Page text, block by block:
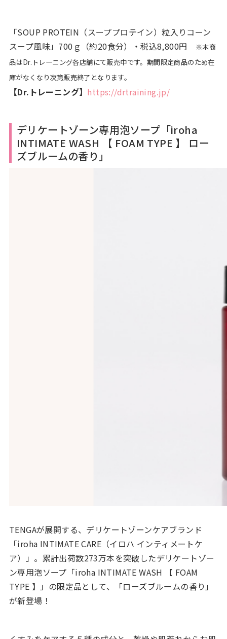
「SOUP PROTEIN（スーププロテイン）粒入りコーン
スープ風味」700ｇ（約20食分）・税込8,800円
※本商
品はDr.トレーニング各店舗にて販売中です。期間限定商品のため在
庫がなくなり次第販売終了となります。
【Dr.トレーニング】 https://drtraining.jp/
デリケートゾーン専用泡ソープ「iroha
INTIMATE WASH 【 FOAM TYPE 】 ロー
ズブルームの香り」
TENGAが展開する、デリケートゾーンケアブランド
「iroha INTIMATE CARE（イロハ インティメートケ
ア）」。累計出荷数273万本を突破したデリケートゾー
ン専用泡ソープ「iroha INTIMATE WASH 【 FOAM
TYPE 】」の限定品として、「ローズブルームの香り」
が新登場！